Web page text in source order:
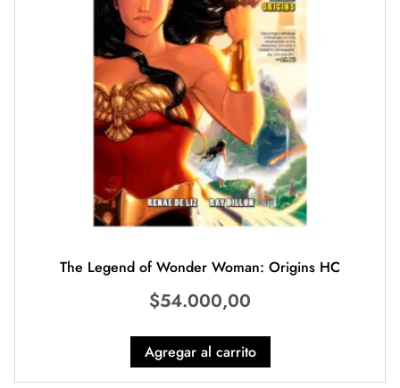
The Legend of Wonder Woman: Origins HC
$54.000,00
Agregar al carrito